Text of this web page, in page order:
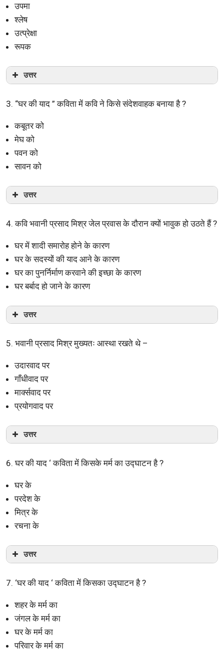
उपमा
श्लेष
उत्प्रेक्षा
रूपक
उत्तर
3. “घर की याद ” कविता में कवि ने किसे संदेशवाहक बनाया है ?
कबूतर को
मेघ को
पवन को
सावन को
उत्तर
4. कवि भवानी प्रसाद मिश्र जेल प्रवास के दौरान क्यों भावुक हो उठते हैं ?
घर में शादी समारोह होने के कारण
घर के सदस्यों की याद आने के कारण
घर का पुनर्निर्माण करवाने की इच्छा के कारण
घर बर्बाद हो जाने के कारण
उत्तर
5. भवानी प्रसाद मिश्र मुख्यतः आस्था रखते थे –
उदारवाद पर
गाँधीवाद पर
मार्क्सवाद पर
प्रयोगवाद पर
उत्तर
6. घर की याद ‘ कविता में किसके मर्म का उद्घाटन है ?
घर के
परदेश के
मित्र के
रचना के
उत्तर
7. ‘घर की याद ‘ कविता में किसका उद्घाटन है ?
शहर के मर्म का
जंगल के मर्म का
घर के मर्म का
परिवार के मर्म का